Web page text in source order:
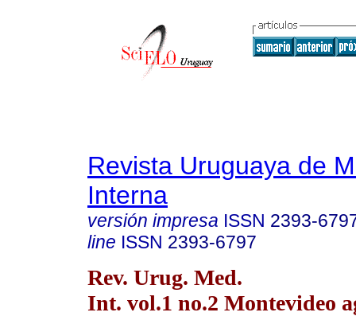
Revista Uruguaya de
Interna
versión impresa ISSN 2393-
line ISSN 2393-6797
Rev. Urug. Med.
Int. vol.1 no.2 Montevideo